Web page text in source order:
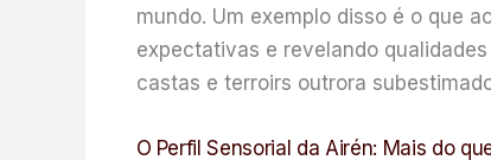
mundo. Um exemplo disso é o que
expectativas e revelando
castas e terroirs outrora
O Perfil Sensorial da Airén: Mais do